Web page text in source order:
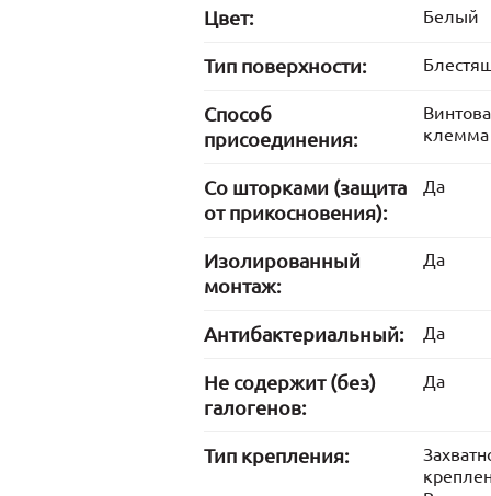
Цвет: Белый
Тип поверхности:
Способ
присоединения:
клемма
Со шторками (защита
от прикосновения):
Да
Изолированный
монтаж:
Да
Антибактериальный: Да
Не содержит (без)
галогенов:
Да
Тип крепления: